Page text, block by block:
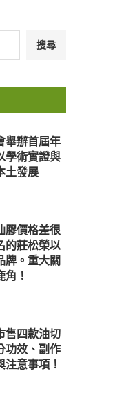
搜尋
舉辦首屆年
術實證與
土發展
膠價格差很
的莊松榮以
牌。重大關
！
售四款油切
功效、副作
意事項！